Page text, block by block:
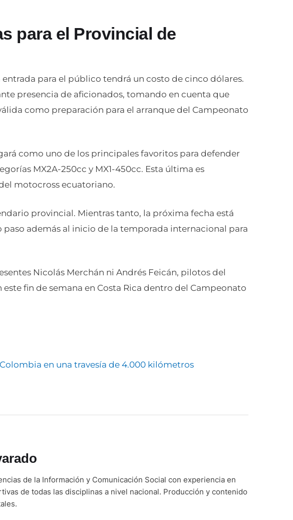
para el Provincial de
para el público tendrá un costo de cinco dólares.
presencia de aficionados, tomando en cuenta que
como preparación para el arranque del Campeonato
como uno de los principales favoritos para defender
MX2A-250cc y MX1-450cc. Esta última es
motocross ecuatoriano.
provincial. Mientras tanto, la próxima fecha está
paso además al inicio de la temporada internacional para
Nicolás Merchán ni Andrés Feicán, pilotos del
fin de semana en Costa Rica dentro del Campeonato
en una travesía de 4.000 kilómetros
de la Información y Comunicación Social con experiencia en
de todas las disciplinas a nivel nacional. Producción y contenido